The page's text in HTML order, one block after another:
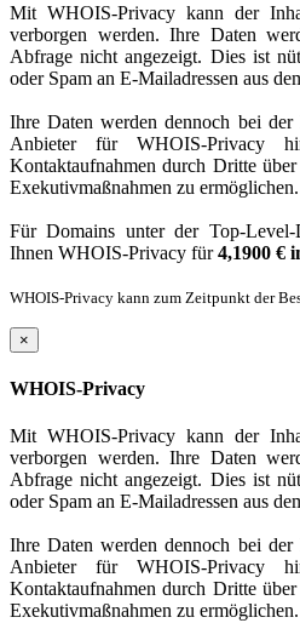
Mit WHOIS-Privacy kann der
verborgen werden. Ihre Daten
Abfrage nicht angezeigt. Dies ist
oder Spam an E-Mailadressen aus
Ihre Daten werden dennoch bei der
Anbieter für WHOIS-Privacy
Kontaktaufnahmen durch Dritte
Exekutivmaßnahmen zu ermöglichen.
Für Domains unter der Top-
Ihnen WHOIS-Privacy für4,1900 €
WHOIS-Privacy kann zum Zeitpunkt der
×
WHOIS-Privacy
Mit WHOIS-Privacy kann der
verborgen werden. Ihre Daten
Abfrage nicht angezeigt. Dies ist
oder Spam an E-Mailadressen aus
Ihre Daten werden dennoch bei der
Anbieter für WHOIS-Privacy
Kontaktaufnahmen durch Dritte
Exekutivmaßnahmen zu ermöglichen.